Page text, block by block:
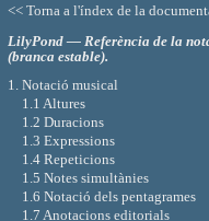
<< Torna a l'índex de la
LilyPond — Referència de la
(branca estable).
1. Notació musical
1.1 Altures
1.2 Duracions
1.3 Expressions
1.4 Repeticions
1.5 Notes simultànies
1.6 Notació dels pentagrames
1.7 Anotacions editorials